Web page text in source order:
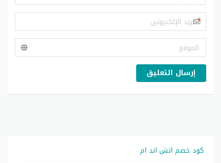
*
إرسال التعليق
كود خصم اتش اند ام